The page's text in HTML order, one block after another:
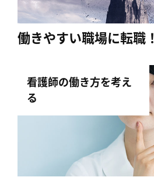
働きやすい職場に転職！
看護師の働き方を考え
る